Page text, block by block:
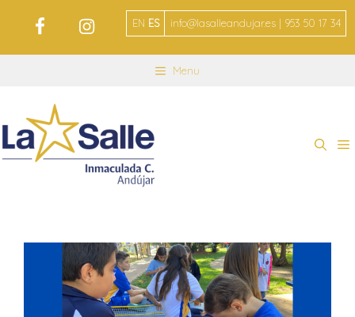
EN ES info@lasalleandujar.es | 953 50 17 34
Menu